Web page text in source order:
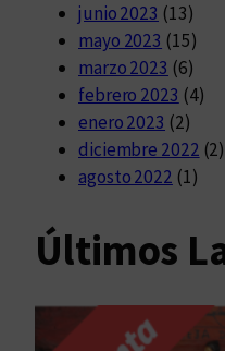
junio 2023 (13)
mayo 2023 (15)
marzo 2023 (6)
febrero 2023 (4)
enero 2023 (2)
diciembre 2022 (2)
agosto 2022 (1)
Últimos